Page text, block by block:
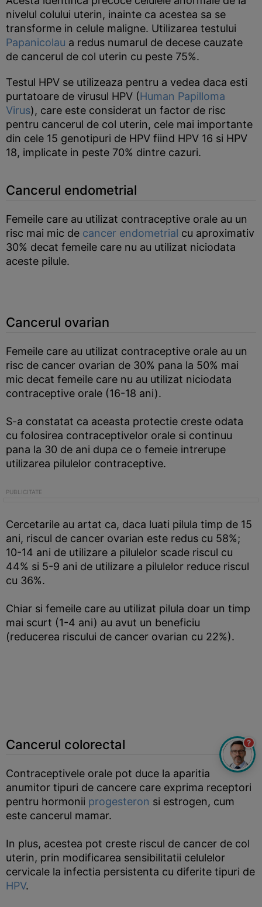
nivelul colului uterin, inainte ca acestea sa se
transforme in celule maligne. Utilizarea testului
Papanicolau a redus numarul de decese cauzate
de cancerul de col uterin cu peste 75%.
Testul HPV se utilizeaza pentru a vedea daca esti
purtatoare de virusul HPV (Human Papilloma
Virus), care este considerat un factor de risc
pentru cancerul de col uterin, cele mai importante
din cele 15 genotipuri de HPV fiind HPV 16 si HPV
18, implicate in peste 70% dintre cazuri.
Cancerul endometrial
Femeile care au utilizat contraceptive orale au un
risc mai mic de cancer endometrial cu aproximativ
30% decat femeile care nu au utilizat niciodata
aceste pilule.
Cancerul ovarian
Femeile care au utilizat contraceptive orale au un
risc de cancer ovarian de 30% pana la 50% mai
mic decat femeile care nu au utilizat niciodata
contraceptive orale (16-18 ani).
S-a constatat ca aceasta protectie creste odata
cu folosirea contraceptivelor orale si continuu
pana la 30 de ani dupa ce o femeie intrerupe
utilizarea pilulelor contraceptive.
Cercetarile au artat ca, daca luati pilula timp de 15
ani, riscul de cancer ovarian este redus cu 58%;
10-14 ani de utilizare a pilulelor scade riscul cu
44% si 5-9 ani de utilizare a pilulelor reduce riscul
cu 36%.
Chiar si femeile care au utilizat pilula doar un timp
mai scurt (1-4 ani) au avut un beneficiu
(reducerea riscului de cancer ovarian cu 22%).
Cancerul colorectal
Contraceptivele orale pot duce la aparitia
anumitor tipuri de cancere care exprima receptori
pentru hormonii progesteron si estrogen, cum
este cancerul mamar.
In plus, acestea pot creste riscul de cancer de col
uterin, prin modificarea sensibilitatii celulelor
cervicale la infectia persistenta cu diferite tipuri de
HPV.
?